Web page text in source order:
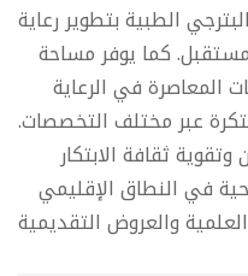
الطبية بتطوير رعاية
كما يوفر مساحة
المعاصرة في الرعاية
عبر مختلف التخصصات.
ثقافة الابتكار
في النطاق الإقليمي
والعروض التقديمية